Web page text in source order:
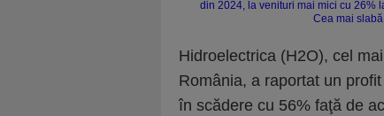
Hidroelectrica (H2O), cel
România, a raportat un
în scădere cu 56% faţă de